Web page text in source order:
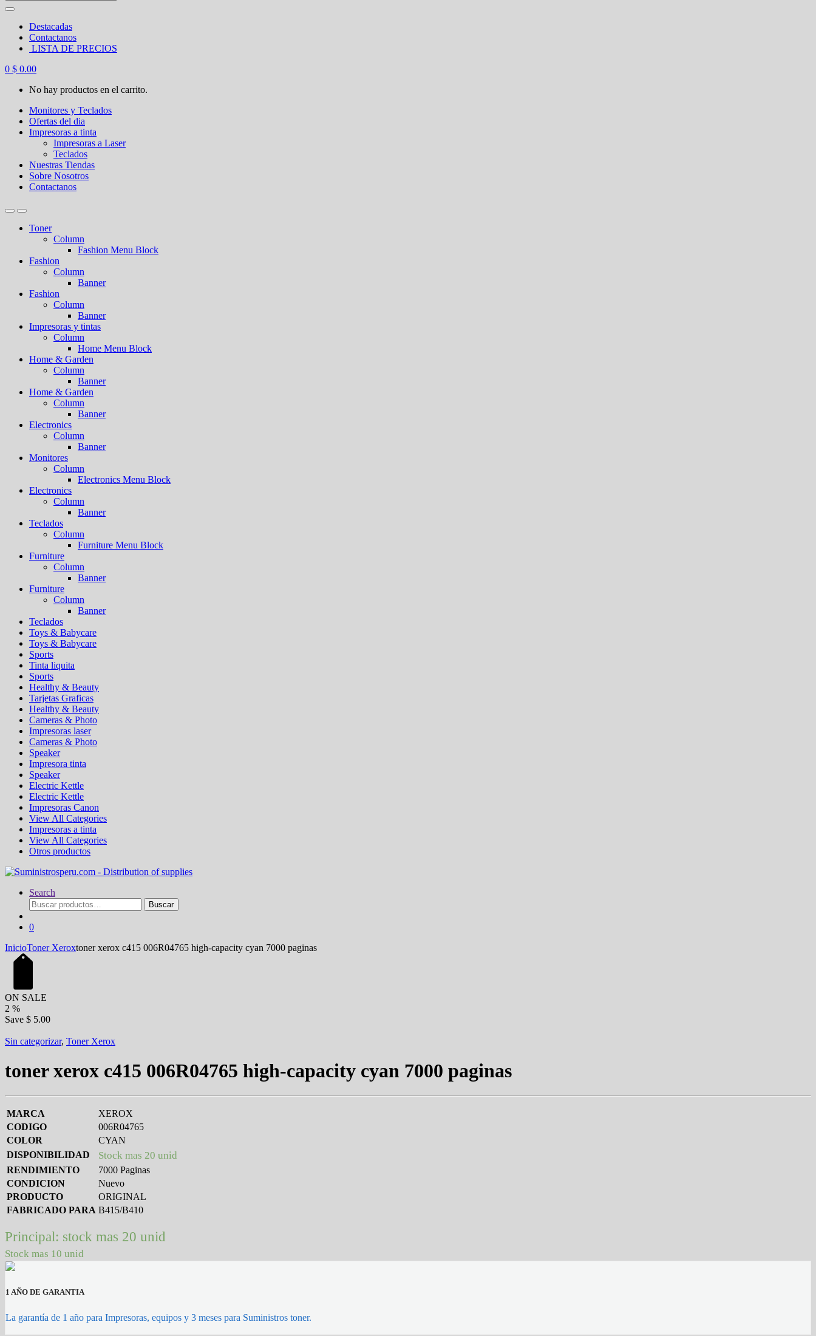
for:
Destacadas
Contactanos
LISTA DE PRECIOS
0 $ 0.00
No hay productos en el carrito.
Monitores y Teclados
Ofertas del dia
Impresoras a tinta
Impresoras a Laser
Teclados
Nuestras Tiendas
Sobre Nosotros
Contactanos
Toner
Column
Fashion Menu Block
Fashion
Column
Banner
Fashion
Column
Banner
Impresoras y tintas
Column
Home Menu Block
Home & Garden
Column
Banner
Home & Garden
Column
Banner
Electronics
Column
Banner
Monitores
Column
Electronics Menu Block
Electronics
Column
Banner
Teclados
Column
Furniture Menu Block
Furniture
Column
Banner
Furniture
Column
Banner
Teclados
Toys & Babycare
Toys & Babycare
Sports
Tinta liquita
Sports
Healthy & Beauty
Tarjetas Graficas
Healthy & Beauty
Cameras & Photo
Impresoras laser
Cameras & Photo
Speaker
Impresora tinta
Speaker
Electric Kettle
Electric Kettle
Impresoras Canon
View All Categories
Impresoras a tinta
View All Categories
Otros productos
Search
Buscar
por:
Buscar
0
InicioToner Xeroxtoner xerox c415 006R04765 high-capacity cyan 7000 paginas
ON SALE
2 %
Save $ 5.00
Sin categorizar, Toner Xerox
toner xerox c415 006R04765 high-capacity cyan 7000 paginas
MARCA
XEROX
CODIGO
006R04765
COLOR
CYAN
DISPONIBILIDAD
Stock mas 20 unid
RENDIMIENTO
7000 Paginas
CONDICION
Nuevo
PRODUCTO
ORIGINAL
FABRICADO PARA B415/B410
Principal: stock mas 20 unid
Stock mas 10 unid
1 AÑO DE GARANTIA
La garantía de 1 año para Impresoras, equipos y 3 meses para Suministros toner.